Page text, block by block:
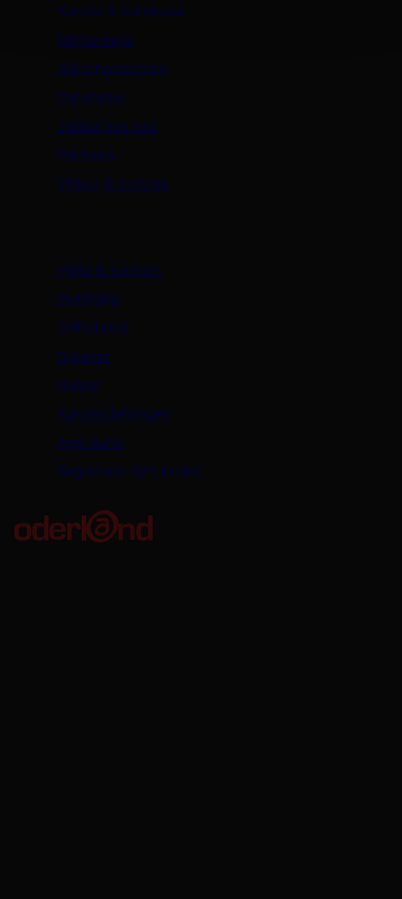
Kunder & kundcase
Miljöarbete
Säkerhetsarbete
Datahallar
Jobba hos oss
Partners
Villkor & policies
Hjälp & support
Flytthjälp
Driftstatus
Nyheter
Guider
Kundavdelningen
App Suite
Registrera nytt konto